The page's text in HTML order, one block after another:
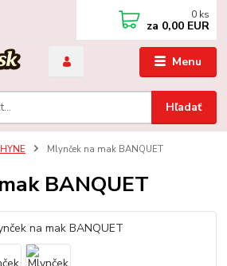
Menu
Hľadať
0 ks
za 0,00 EUR
Mlynček na mak BANQUET
BANQUET